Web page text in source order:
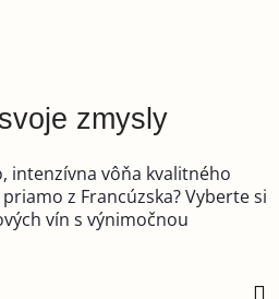
zmysly
intenzívna vôňa kvalitného
z Francúzska? Vyberte si
vín s výnimočnou